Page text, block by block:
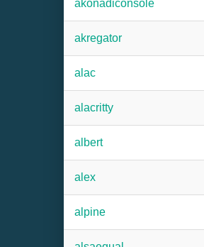
akonadiconsole
akregator
alac
alacritty
albert
alex
alpine